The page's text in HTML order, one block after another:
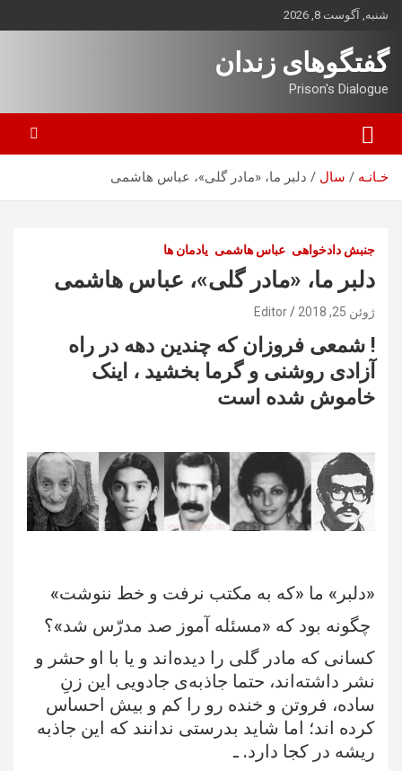
بروید
شنبه, آگوست 8, 2026
گفتگوهای زندان
Prison's Dialogue
خـانـه سال دلبر ما، «مادر گلی»، عباس هاشمی
جنبش دادخواهی عباس هاشمی یادمان ها
دلبر ما، «مادر گلی»، عباس هاشمی
ژوئن 25, 2018 Editor
! شمعی فروزان که چندین دهه در راه
آزادی روشنی و گرما بخشید ، اینک
خاموش شده است
«دلبر» ما «که به مکتب نرفت و خط ننوشت»
چگونه بود که «مسئله آموز صد مدرّس شد»؟
کسانی که مادر گلی را دیده‌اند و یا با او حشر و‌
نشر داشته‌اند، حتما جاذبه‌ی جادویی این زنِ
ساده، فروتن و خنده رو را کم و بیش احساس
کرده اند؛ اما شاید بدرستی ندانند که این جاذبه
ریشه در کجا دارد. ـ